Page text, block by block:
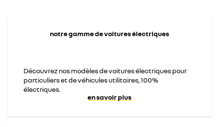
notre gamme de voitures électriques
Découvrez nos modèles de voitures électriques pour
particuliers et de véhicules utilitaires, 100%
électriques.
en savoir plus